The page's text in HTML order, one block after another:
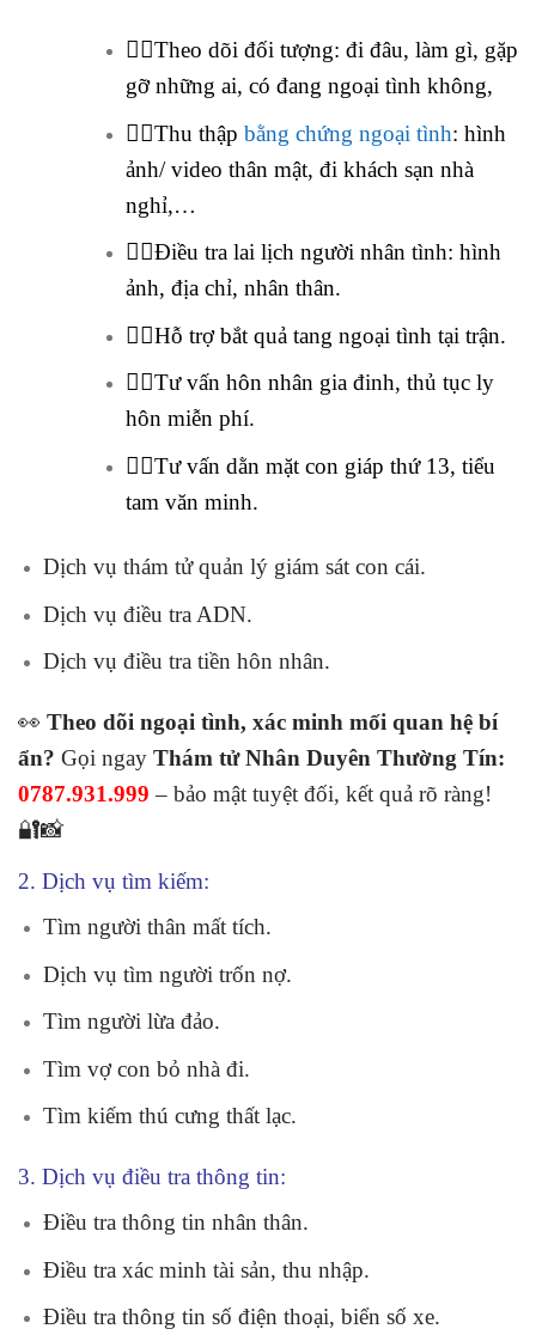
🕵️‍♂️Theo dõi đối tượng: đi đâu, làm gì, gặp
gỡ những ai, có đang ngoại tình không,
🕵️‍♂️Thu thập bằng chứng ngoại tình: hình
ảnh/ video thân mật, đi khách sạn nhà
nghỉ,…
🕵️‍♂️Điều tra lai lịch người nhân tình: hình
ảnh, địa chỉ, nhân thân.
🕵️‍♂️Hỗ trợ bắt quả tang ngoại tình tại trận.
🕵️‍♂️Tư vấn hôn nhân gia đinh, thủ tục ly
hôn miễn phí.
🕵️‍♂️Tư vấn dằn mặt con giáp thứ 13, tiểu
tam văn minh.
Dịch vụ thám tử quản lý giám sát con cái.
Dịch vụ điều tra ADN.
Dịch vụ điều tra tiền hôn nhân.
👀 Theo dõi ngoại tình, xác minh mối quan hệ bí
ẩn? Gọi ngay Thám tử Nhân Duyên Thường Tín:
0787.931.999 – bảo mật tuyệt đối, kết quả rõ ràng!
🔐📸
2. Dịch vụ tìm kiếm:
Tìm người thân mất tích.
Dịch vụ tìm người trốn nợ.
Tìm người lừa đảo.
Tìm vợ con bỏ nhà đi.
Tìm kiếm thú cưng thất lạc.
3. Dịch vụ điều tra thông tin:
Điều tra thông tin nhân thân.
Điều tra xác minh tài sản, thu nhập.
Điều tra thông tin số điện thoại, biển số xe.